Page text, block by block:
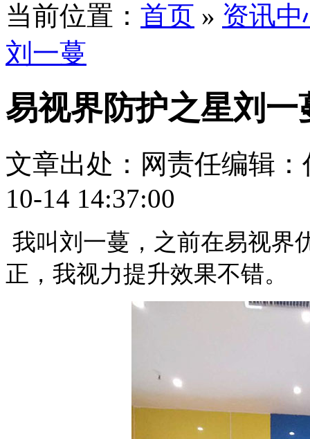
当前位置： 首页 » 资讯中
刘一蔓
易视界防护之星刘一
文章出处： 网责任编辑：
10-14 14:37:00
我叫刘一蔓，之前在易视界
正，我视力提升效果不错。